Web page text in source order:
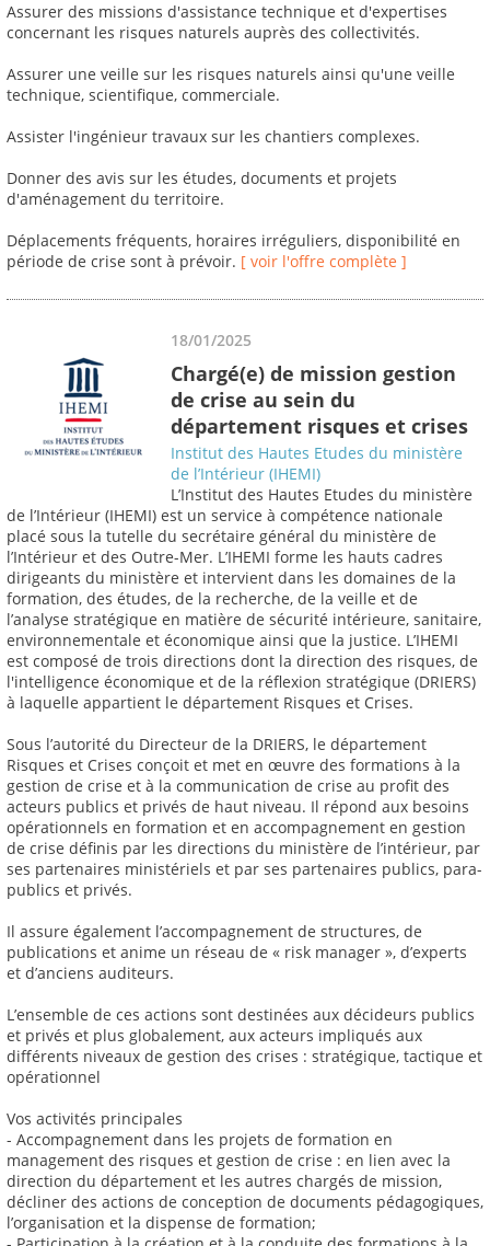
Assurer des missions d'assistance technique et d'expertises
concernant les risques naturels auprès des collectivités.
Assurer une veille sur les risques naturels ainsi qu'une veille
technique, scientifique, commerciale.
Assister l'ingénieur travaux sur les chantiers complexes.
Donner des avis sur les études, documents et projets
d'aménagement du territoire.
Déplacements fréquents, horaires irréguliers, disponibilité en
période de crise sont à prévoir. [ voir l'offre complète ]
18/01/2025
Chargé(e) de mission gestion
de crise au sein du
département risques et crises
Institut des Hautes Etudes du ministère
de l’Intérieur (IHEMI)
L’Institut des Hautes Etudes du ministère
de l’Intérieur (IHEMI) est un service à compétence nationale
placé sous la tutelle du secrétaire général du ministère de
l’Intérieur et des Outre-Mer. L’IHEMI forme les hauts cadres
dirigeants du ministère et intervient dans les domaines de la
formation, des études, de la recherche, de la veille et de
l’analyse stratégique en matière de sécurité intérieure, sanitaire,
environnementale et économique ainsi que la justice. L’IHEMI
est composé de trois directions dont la direction des risques, de
l'intelligence économique et de la réflexion stratégique (DRIERS)
à laquelle appartient le département Risques et Crises.
Sous l’autorité du Directeur de la DRIERS, le département
Risques et Crises conçoit et met en œuvre des formations à la
gestion de crise et à la communication de crise au profit des
acteurs publics et privés de haut niveau. Il répond aux besoins
opérationnels en formation et en accompagnement en gestion
de crise définis par les directions du ministère de l’intérieur, par
ses partenaires ministériels et par ses partenaires publics, para-
publics et privés.
Il assure également l’accompagnement de structures, de
publications et anime un réseau de « risk manager », d’experts
et d’anciens auditeurs.
L’ensemble de ces actions sont destinées aux décideurs publics
et privés et plus globalement, aux acteurs impliqués aux
différents niveaux de gestion des crises : stratégique, tactique et
opérationnel
Vos activités principales
- Accompagnement dans les projets de formation en
management des risques et gestion de crise : en lien avec la
direction du département et les autres chargés de mission,
décliner des actions de conception de documents pédagogiques,
l’organisation et la dispense de formation;